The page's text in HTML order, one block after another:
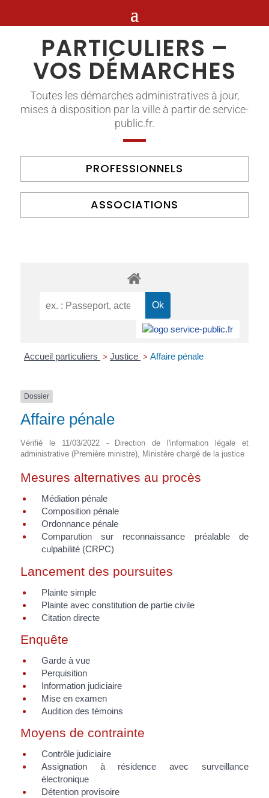
PARTICULIERS –
VOS DÉMARCHES
Toutes les démarches administratives à jour,
mises à disposition par la ville à partir de service-
public.fr.
PROFESSIONNELS
ASSOCIATIONS
Accueil particuliers > Justice > Affaire pénale
Dossier
Affaire pénale
Vérifié le 11/03/2022 - Direction de l'information légale et
administrative (Première ministre), Ministère chargé de la justice
Mesures alternatives au procès
Médiation pénale
Composition pénale
Ordonnance pénale
Comparution sur reconnaissance préalable de
culpabilité (CRPC)
Lancement des poursuites
Plainte simple
Plainte avec constitution de partie civile
Citation directe
Enquête
Garde à vue
Perquisition
Information judiciaire
Mise en examen
Audition des témoins
Moyens de contrainte
Contrôle judiciaire
Assignation à résidence avec surveillance
électronique
Détention provisoire